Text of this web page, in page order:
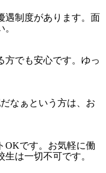
遇制度があります。面
方でも安心です。ゆっ
なぁという方は、お
OKです。お気軽に働
は一切不可です。